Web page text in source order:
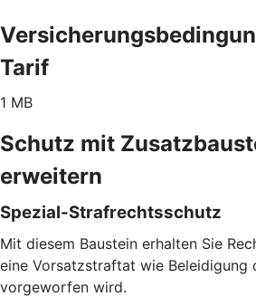
Tarif
1 MB
Schutz mit
erweitern
Spezial-Strafrechtsschutz
Mit diesem Baustein erhalten Sie
eine Vorsatzstraftat wie Beleidigung
vorgeworfen wird.